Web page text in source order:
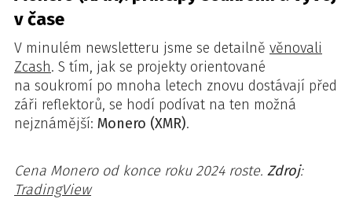
v čase
V minulém newsletteru jsme se detailně věnovali
Zcash. S tím, jak se projekty orientované
na soukromí po mnoha letech znovu dostávají před
záři reflektorů, se hodí podívat na ten možná
nejznámější: Monero (XMR).
Cena Monero od konce roku 2024 roste. Zdroj:
TradingView